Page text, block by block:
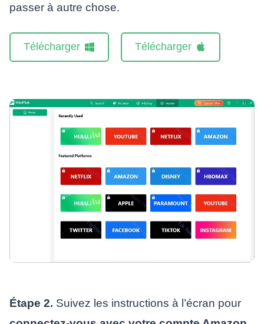
passer à autre chose.
Télécharger Télécharger
Étape 2. Suivez les instructions à l’écran pour